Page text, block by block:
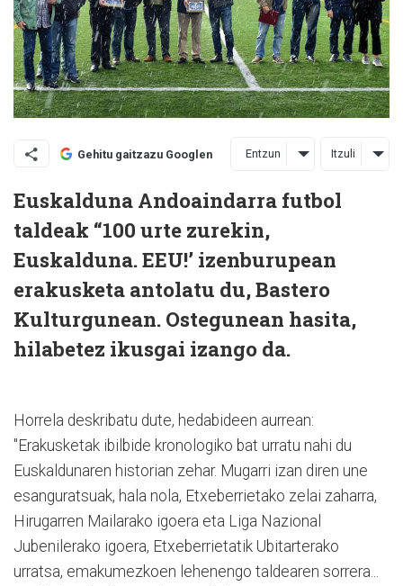
Gehitu gaitzazu Googlen Entzun Itzuli
Euskalduna Andoaindarra futbol
taldeak “100 urte zurekin,
Euskalduna. EEU!’ izenburupean
erakusketa antolatu du, Bastero
Kulturgunean. Ostegunean hasita,
hilabetez ikusgai izango da.
Horrela deskribatu dute, hedabideen aurrean:
"Erakusketak ibilbide kronologiko bat urratu nahi du
Euskaldunaren historian zehar. Mugarri izan diren une
esanguratsuak, hala nola, Etxeberrietako zelai zaharra,
Hirugarren Mailarako igoera eta Liga Nazional
Jubenilerako igoera, Etxeberrietatik Ubitarterako
urratsa, emakumezkoen lehenengo taldearen sorrera...